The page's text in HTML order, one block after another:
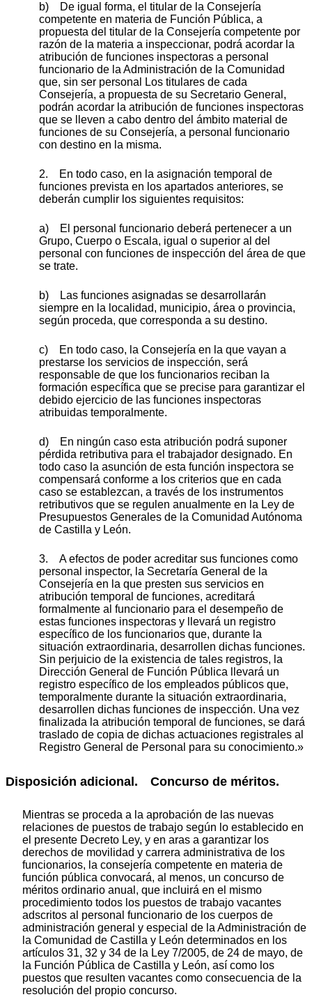
b) De igual forma, el titular de la Consejería
competente en materia de Función Pública, a
propuesta del titular de la Consejería competente por
razón de la materia a inspeccionar, podrá acordar la
atribución de funciones inspectoras a personal
funcionario de la Administración de la Comunidad
que, sin ser personal Los titulares de cada
Consejería, a propuesta de su Secretario General,
podrán acordar la atribución de funciones inspectoras
que se lleven a cabo dentro del ámbito material de
funciones de su Consejería, a personal funcionario
con destino en la misma.
2. En todo caso, en la asignación temporal de
funciones prevista en los apartados anteriores, se
deberán cumplir los siguientes requisitos:
a) El personal funcionario deberá pertenecer a un
Grupo, Cuerpo o Escala, igual o superior al del
personal con funciones de inspección del área de que
se trate.
b) Las funciones asignadas se desarrollarán
siempre en la localidad, municipio, área o provincia,
según proceda, que corresponda a su destino.
c) En todo caso, la Consejería en la que vayan a
prestarse los servicios de inspección, será
responsable de que los funcionarios reciban la
formación específica que se precise para garantizar el
debido ejercicio de las funciones inspectoras
atribuidas temporalmente.
d) En ningún caso esta atribución podrá suponer
pérdida retributiva para el trabajador designado. En
todo caso la asunción de esta función inspectora se
compensará conforme a los criterios que en cada
caso se establezcan, a través de los instrumentos
retributivos que se regulen anualmente en la Ley de
Presupuestos Generales de la Comunidad Autónoma
de Castilla y León.
3. A efectos de poder acreditar sus funciones como
personal inspector, la Secretaría General de la
Consejería en la que presten sus servicios en
atribución temporal de funciones, acreditará
formalmente al funcionario para el desempeño de
estas funciones inspectoras y llevará un registro
específico de los funcionarios que, durante la
situación extraordinaria, desarrollen dichas funciones.
Sin perjuicio de la existencia de tales registros, la
Dirección General de Función Pública llevará un
registro específico de los empleados públicos que,
temporalmente durante la situación extraordinaria,
desarrollen dichas funciones de inspección. Una vez
finalizada la atribución temporal de funciones, se dará
traslado de copia de dichas actuaciones registrales al
Registro General de Personal para su conocimiento.»
Disposición adicional. Concurso de méritos.
Mientras se proceda a la aprobación de las nuevas
relaciones de puestos de trabajo según lo establecido en
el presente Decreto Ley, y en aras a garantizar los
derechos de movilidad y carrera administrativa de los
funcionarios, la consejería competente en materia de
función pública convocará, al menos, un concurso de
méritos ordinario anual, que incluirá en el mismo
procedimiento todos los puestos de trabajo vacantes
adscritos al personal funcionario de los cuerpos de
administración general y especial de la Administración de
la Comunidad de Castilla y León determinados en los
artículos 31, 32 y 34 de la Ley 7/2005, de 24 de mayo, de
la Función Pública de Castilla y León, así como los
puestos que resulten vacantes como consecuencia de la
resolución del propio concurso.